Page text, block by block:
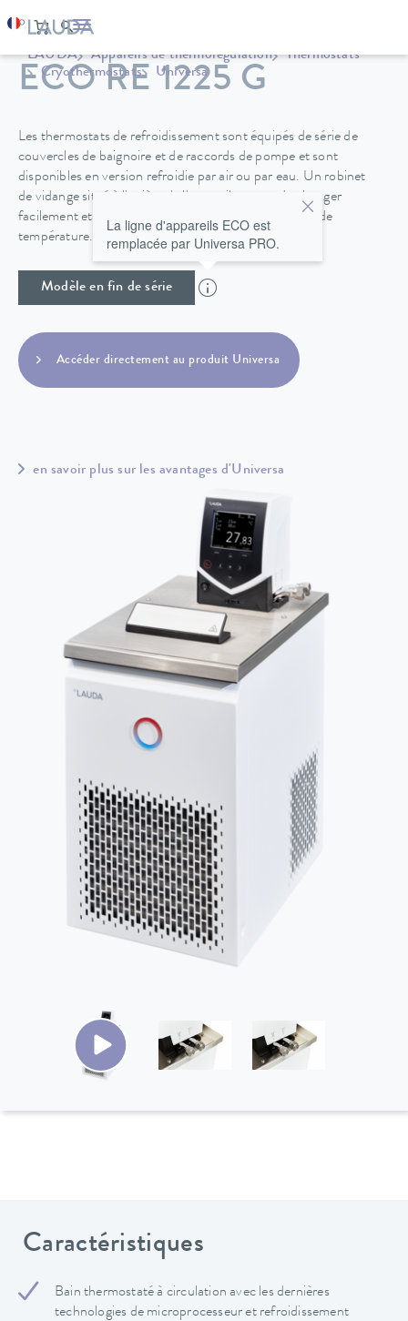
LAUDA Appareils de thermorégulation
Thermostats
Cryothermostats
Universa
ECO RE 1225 G
Les thermostats de refroidissement sont équipés de série de
couvercles de baignoire et de raccords de pompe et sont
disponibles en version refroidie par air ou par eau. Un robinet
de vidange situé à l'arrière de l'appareil permet de changer
facilement et en toute sécurité le fluide de régulation de
température.
Modèle en fin de série
La ligne d'appareils ECO est
remplacée par Universa PRO.
Accéder directement au produit Universa
en savoir plus sur les avantages d'Universa
Caractéristiques
Bain thermostaté à circulation avec les dernières
technologies de microprocesseur et refroidissement